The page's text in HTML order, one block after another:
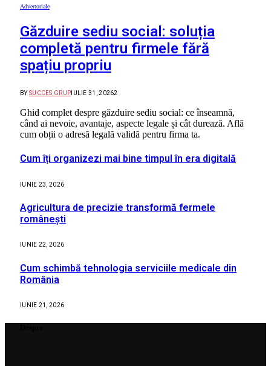
Advertoriale
Găzduire sediu social: soluția
completă pentru firmele fără
spațiu propriu
BY SUCCES GRUP IULIE 31, 20262
Ghid complet despre găzduire sediu social: ce înseamnă,
când ai nevoie, avantaje, aspecte legale și cât durează. Află
cum obții o adresă legală validă pentru firma ta.
Cum îți organizezi mai bine timpul în era digitală
IUNIE 23, 2026
Agricultura de precizie transformă fermele
românești
IUNIE 22, 2026
Cum schimbă tehnologia serviciile medicale din
România
IUNIE 21, 2026